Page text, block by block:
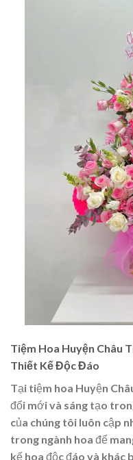
Tiệm Hoa Huyện Châu
Thiết Kế Độc Đáo
Tại tiệm hoa Huyện
đổi mới và sáng tạo
của chúng tôi luôn cập
trong ngành hoa để
kế hoa độc đáo và khác